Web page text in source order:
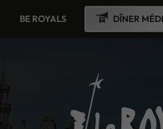
BE ROYALS DÎNER